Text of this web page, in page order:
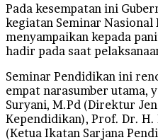
Pada kesempatan ini
kegiatan Seminar Nasional
menyampaikan kepada
hadir pada saat
Seminar Pendidikan ini
empat narasumber utama,
Suryani, M.Pd (Direktur
Kependidikan), Prof. Dr. H.
(Ketua Ikatan Sarjana